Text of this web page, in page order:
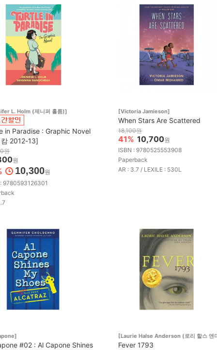
L. Holm (제니퍼 홀름)]
in Paradise : Graphic Novel
2012-13]
원
원
10,300원
9780593126301
[Victoria Jamieson]
When Stars Are Scattered
18,100원
41% 10,700원
ISBN : 9780525553908
Paperback
AR : 3.7 / LEXILE : 530L
#02 : Al Capone Shines
[Laurie Halse Anderson (로리 할스 앤
Fever 1793